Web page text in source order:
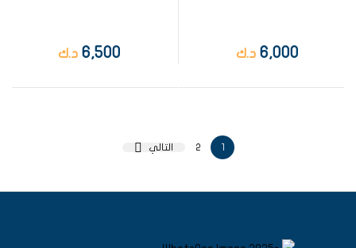
6,000 د.ك 6,500 د.ك
1
2 التالي